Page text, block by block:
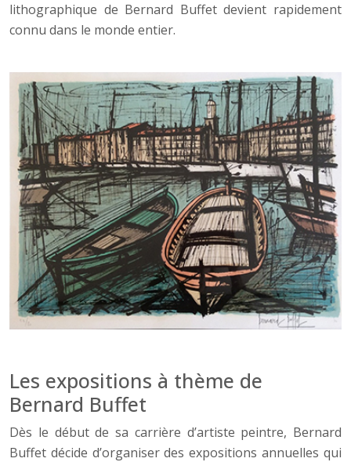
lithographique de Bernard Buffet devient rapidement
connu dans le monde entier.
Les expositions à thème de
Bernard Buffet
Dès le début de sa carrière d’artiste peintre, Bernard
Buffet décide d’organiser des expositions annuelles qui